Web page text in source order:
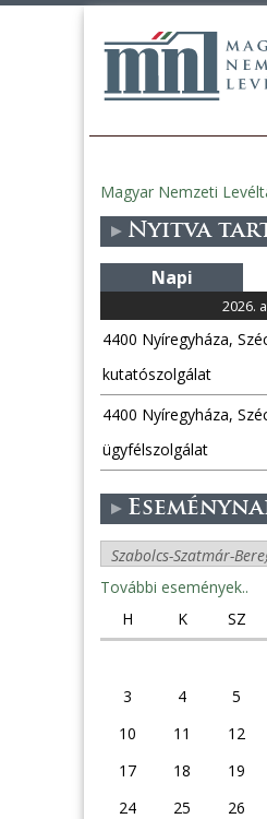
Jelenlegi
hely
Magyar Nemzeti
Nyitva
Napi
2026.
4400 Nyíregyháza,
kutatószolgálat
4400 Nyíregyháza,
ügyfélszolgálat
További események..
H
K SZ
3
4 5
10
11 12
17
18 19
24
25 26